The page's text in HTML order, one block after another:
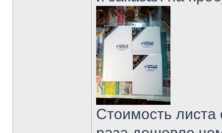
Стоимость листа